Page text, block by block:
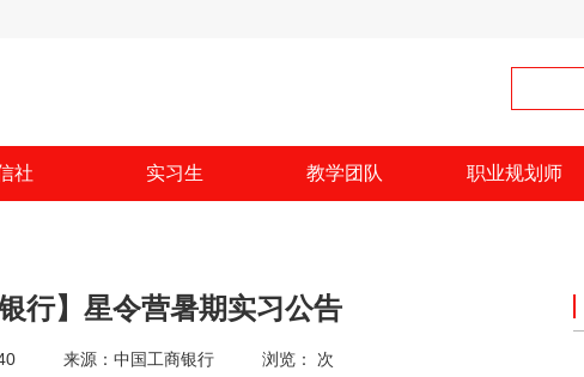
社 实习生 教学团队 职业规划师
行】星令营暑期实习公告
来源：中国工商银行 浏览： 次